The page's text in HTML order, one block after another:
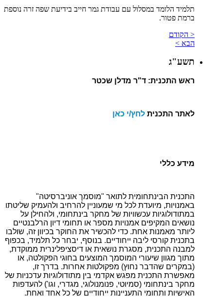
תלמיד הלומד במסלול עם עבודת גמר חייב בידיעת שפה זרה נוספת
ברמת פטור.
< הקודם
הבא >
תשע"ג
ראש התכנית: ד"ר מדלן שכטר
לאתר התכנית לחץ/י כאן
מידע כללי
התכנית הבינתחומית לתואר "מוסמך אוניברסיטה"
באמנויות, מיועדת לכל מי שמעוניין להרחיב ולהעמיק שליטתו
במתודולוגיות עכשוויות של מחקר בינתחומי, ולהחילן על
נושאים המקיפים אמנויות מספר או תחומי דיון הרלבנטיים
ליותר מאמנות אחת. כדי להכשיר את החוקר בכיוון זה, שולבו
בתכנית קורסי ליבה ייחודיים. בנוסף, יבחר כל תלמיד, בכפוף
למבנה התכנית, מסגרת נושאית או דיסציפלינרית ממוקדת,
מתוך מגוון שיעורי המוסמך המוצעים בחוגי הפקולטה, או
(במקרים שהדבר נחוץ) מפקולטות אחרות. בדרך זו,
מאפשרת התכנית מפגש אקדמי בין מתודולוגיות עדכניות של
מחקר בינתחומי (סמיוטי, פנומנולוגי, מגדרי, וגו') להעדפות
האישיות ותחומי התעניינות ייחודיים של כל אחד ואחת.